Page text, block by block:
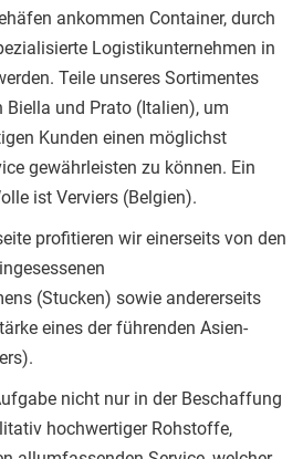
ankommen Container, durch
Logistikunternehmen in
Teile unseres Sortimentes
Biella und Prato (Italien), um
Kunden einen möglichst
gewährleisten zu können. Ein
ist Verviers (Belgien).
profitieren wir einerseits von den
(Stucken) sowie andererseits
eines der führenden Asien-
nicht nur in der Beschaffung
hochwertiger Rohstoffe,